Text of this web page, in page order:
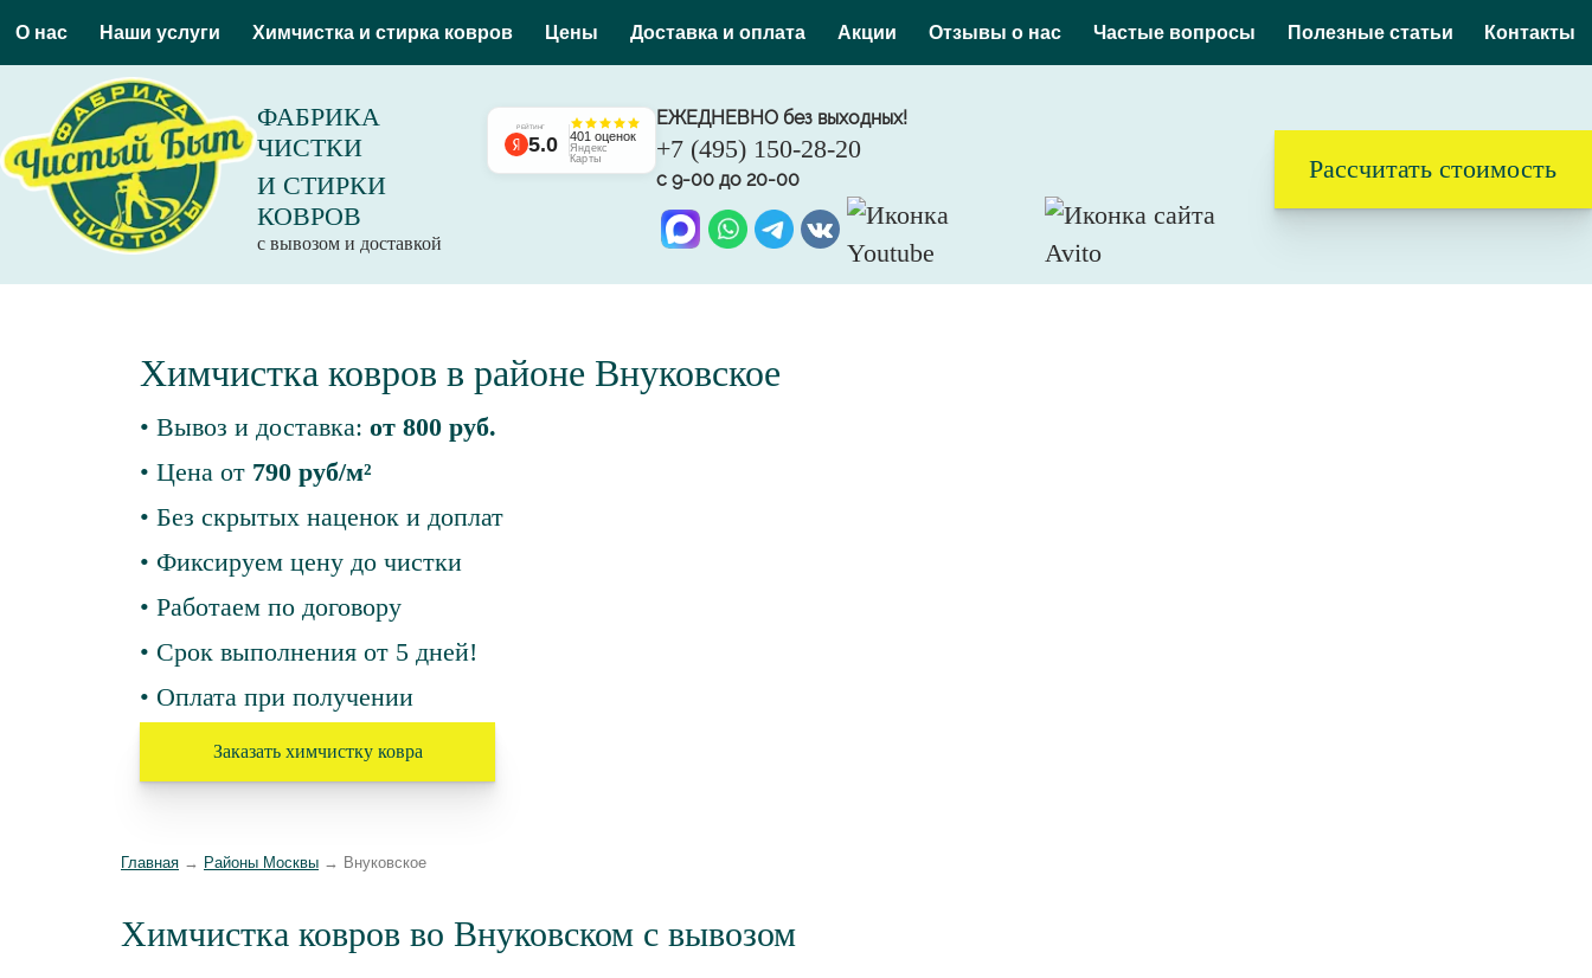
О нас Наши услуги Химчистка и стирка ковров Цены Доставка и оплата Акции Отзывы о нас Частые вопросы Полезные статьи Контакты
ФАБРИКА
ЧИСТКИ
И СТИРКИ
КОВРОВ
с вывозом и доставкой
РЕЙТИНГ
5.0 401 оценок
Яндекс
Карты
ЕЖЕДНЕВНО без выходных!
+7 (495) 150-28-20
с 9-00 до 20-00 Рассчитать стоимость
Химчистка ковров в районе Внуковское
• Вывоз и доставка: от 800 руб.
• Цена от 790 руб/м²
• Без скрытых наценок и доплат
• Фиксируем цену до чистки
• Работаем по договору
• Срок выполнения от 5 дней!
• Оплата при получении
Заказать химчистку ковра
Главная → Районы Москвы → Внуковское
Химчистка ковров во Внуковском с вывозом